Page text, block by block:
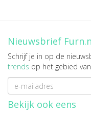
Nieuwsbrief
Schrijf je in op de
trends op het gebied
Bekijk ook eens